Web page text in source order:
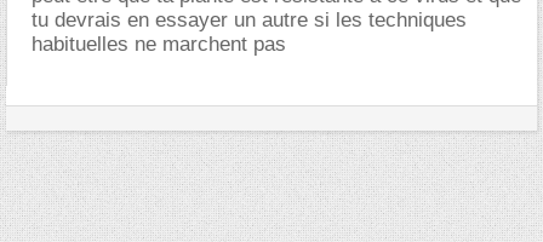
tu devrais en essayer un autre si les techniques
habituelles ne marchent pas